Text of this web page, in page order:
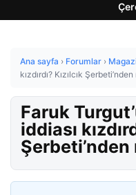
Ana sayfa › Forumlar ›
kızdırdı? Kızılcık
Faruk
iddiası
Şerbeti’nden